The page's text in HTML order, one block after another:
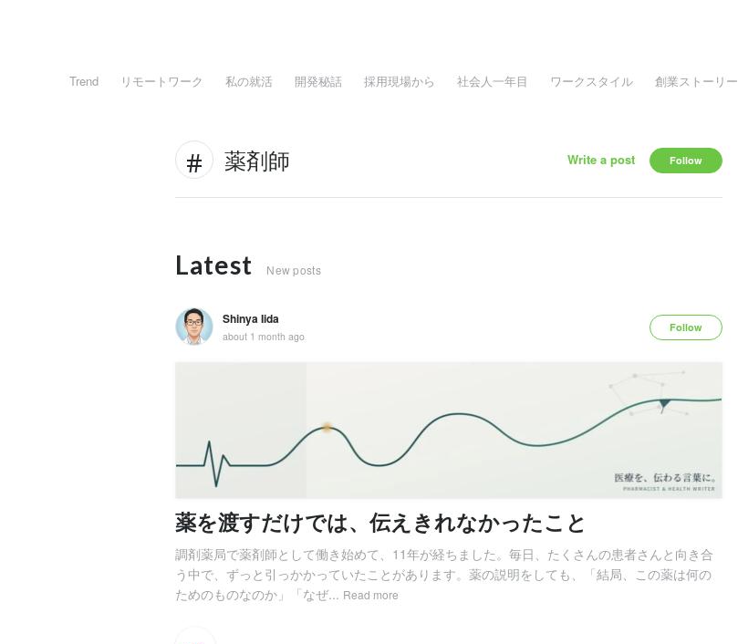
Trend リモートワーク 私の就活 開発秘話 採用現場から 社会人一年目 ワークスタイル 創業ストーリー
薬剤師 Write a post Follow
Latest New posts
Shinya Iida
about 1 month ago
Follow
薬を渡すだけでは、伝えきれなかったこと
調剤薬局で薬剤師として働き始めて、11年が経ちました。毎日、たくさんの患者さんと向き合
う中で、ずっと引っかかっていたことがあります。薬の説明をしても、「結局、この薬は何の
ためのものなのか」「なぜ... Read more